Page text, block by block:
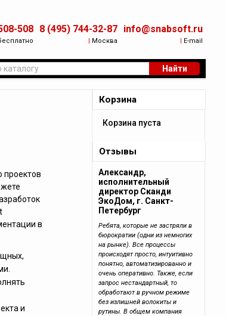
508 8 (495) 744-32-87
| Москва
info@snabsoft.ru
| E-mail
Найти
проектов
в
и
Корзина
Корзина пуста
Отзывы
Александр,
исполнительный
директор Сканди
ЭкоДом, г. Санкт-
Петербург
Ребята, которые не застряли в
бюрократии (одни из немногих
на рынке). Все процессы
происходят просто, интуитивно
понятно, автоматизированно и
очень оперативно. Также, если
запрос нестандартный, то
обработают в ручном режиме
без излишней волокиты и
рутины. В общем компания